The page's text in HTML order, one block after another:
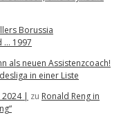
Borussia
… 1997
als neuen Assistenzcoach!
in einer Liste
2024 | zu Ronald Reng in